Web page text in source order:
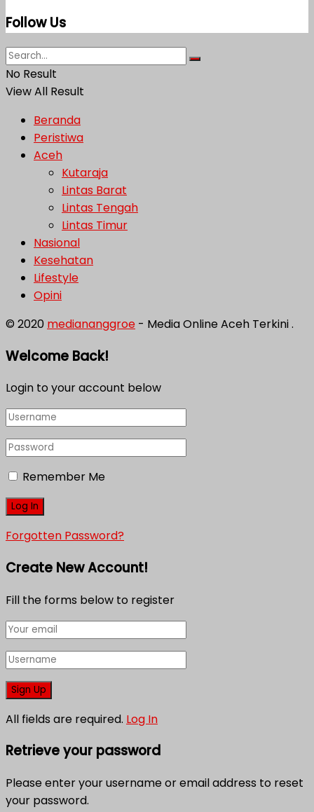
Follow Us
No Result
View All Result
Beranda
Peristiwa
Aceh
Kutaraja
Lintas Barat
Lintas Tengah
Lintas Timur
Nasional
Kesehatan
Lifestyle
Opini
© 2020 mediananggroe - Media Online Aceh Terkini .
Welcome Back!
Login to your account below
Remember Me
Forgotten Password?
Create New Account!
Fill the forms below to register
All fields are required. Log In
Retrieve your password
Please enter your username or email address to reset
your password.